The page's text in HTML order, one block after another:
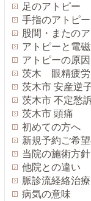
足のアトピー
手指のアトピー
股間・またの
アトピーと電
アトピーの原因
茨木 眼精疲
茨木市 安産逆
茨木市 不定愁
茨木市 頭痛
初めての方へ
新規予約ご希
当院の施術方針
他院との違い
脈診流経絡治療
病気の意味